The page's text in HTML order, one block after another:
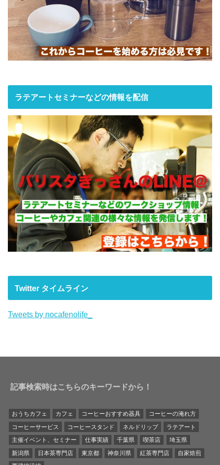
ラテアートセミナーなどの情報を配信
Twitter タイムライン
Tweets by nocafenolife_
記事検索時はこちらのキーワードから！
おうちカフェ カフェ コーヒーおすすめ器具
コーヒーの淹れ方
コーヒーサービス
コーヒースタンド ネルドリップ
ラテアート
主催イベント、セミナー
仕事実績 千葉県 喫茶店
埼玉県
新潟県
日本茶専門店 東京都 神奈川県 紅茶専門店
自家焙煎